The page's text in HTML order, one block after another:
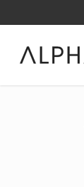
to
content